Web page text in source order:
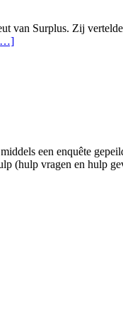
van Surplus. Zij
een enquête
(hulp vragen en hulp